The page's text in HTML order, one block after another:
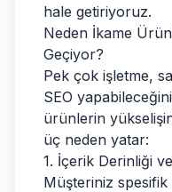
hale getiriyoruz.
Neden İkame
Geçiyor?
Pek çok işletme,
SEO
ürünlerin
üç neden yatar:
1. İçerik Derinliği
Müşteriniz